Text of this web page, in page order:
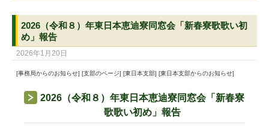
2026（令和８）年東日本恵迪寮同窓会「新春寮歌歌い初
め」報告
2026年1月20日
[事務局からのお知らせ] [支部のページ] [東日本支部] [東日本支部からのお知らせ]
2026（令和８）年東日本恵迪寮同窓会「新春寮
歌歌い初め」報告